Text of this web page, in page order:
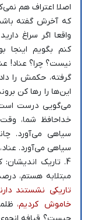
اصلا اعتراف هم
که آخرش گفته
واقعا اگر سراغ
کنم بگویم اینجا
نیست؟ چرا؟ عناد!
گرفته، حکمش را
این‌ها را رها کن
می‌گویی درست
خداحافظ شما، وقت
سیاهی می‌آورد.
سیاهی می‌آورد.
4. تاریک
مبتلا‌به هستم،
تاریکی نشستند
خاموش کردیم،